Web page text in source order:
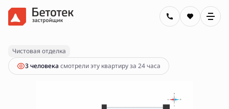
1-комнатная38.19 м 4 450 000 руб.
Ипотекаот 15 982 руб.
Чистовая отделка
3 человекa смотрели эту квартиру за 24 часа